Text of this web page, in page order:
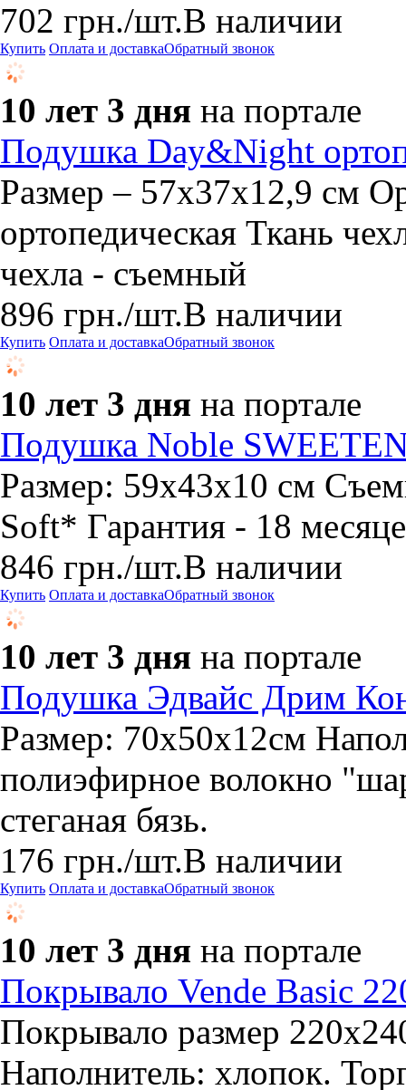
702 грн./шт.В наличии
Купить Оплата и доставкаОбратный звонок
10 лет 3 дня на портале
Подушка Day&Night
Размер – 57х37х12,9 см
ортопедическая Ткань
чехла - съемный
896 грн./шт.В наличии
Купить Оплата и доставкаОбратный звонок
10 лет 3 дня на портале
Подушка Noble
Размер: 59х43х10 см
Soft* Гарантия - 18
846 грн./шт.В наличии
Купить Оплата и доставкаОбратный звонок
10 лет 3 дня на портале
Подушка Эдвайс Дрим
Размер: 70х50х12см
полиэфирное волокно
стеганая бязь.
176 грн./шт.В наличии
Купить Оплата и доставкаОбратный звонок
10 лет 3 дня на портале
Покрывало Vende Basic
Покрывало размер
Наполнитель: хлопок.